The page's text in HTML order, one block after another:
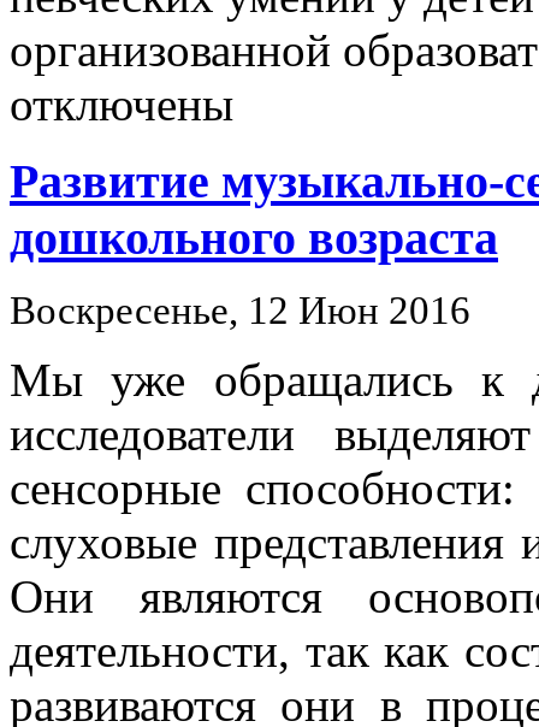
организованной
отключены
Развитие музыкально-
дошкольного возраста
Воскресенье, 12 Июн 2016
Мы уже обращались к
исследователи
сенсорные
слуховые
Они являются
деятельности, так как
развиваются они в